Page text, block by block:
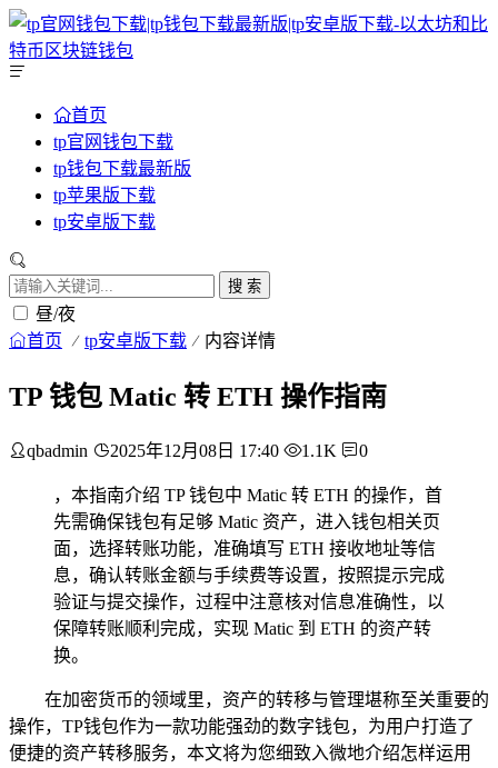
首页
tp官网钱包下载
tp钱包下载最新版
tp苹果版下载
tp安卓版下载
搜 索
昼/夜
首页 tp安卓版下载 内容详情
TP 钱包 Matic 转 ETH 操作指南
qbadmin 2025年12月08日 17:40 1.1K 0
，本指南介绍 TP 钱包中 Matic 转 ETH 的操作，首
先需确保钱包有足够 Matic 资产，进入钱包相关页
面，选择转账功能，准确填写 ETH 接收地址等信
息，确认转账金额与手续费等设置，按照提示完成
验证与提交操作，过程中注意核对信息准确性，以
保障转账顺利完成，实现 Matic 到 ETH 的资产转
换。
在加密货币的领域里，资产的转移与管理堪称至关重要的
操作，TP钱包作为一款功能强劲的数字钱包，为用户打造了
便捷的资产转移服务，本文将为您细致入微地介绍怎样运用